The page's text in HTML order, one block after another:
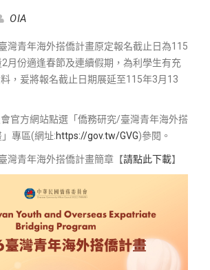
OIA
灣青年海外搭僑計畫原定報名截止日為115
月份適逢春節及連續假期，為利學生有充
，爰將報名截止日期展延至115年3月13
官方網站點選「僑務研究/臺灣青年海外搭
專區(網址:https://gov.tw/GVG)參閱。
灣青年海外搭僑計畫簡章【請點此下載】